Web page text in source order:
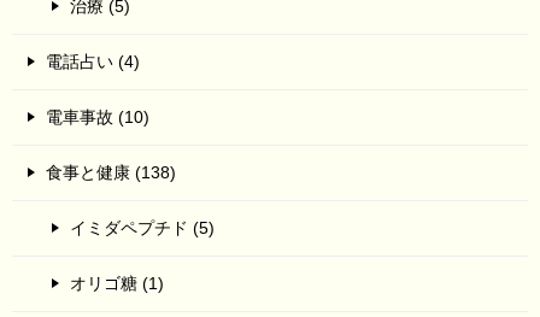
治療 (5)
電話占い (4)
電車事故 (10)
食事と健康 (138)
イミダペプチド (5)
オリゴ糖 (1)